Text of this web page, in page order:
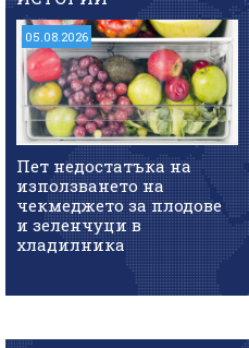
05.08.2026
Пет недостатъка на
използването на
чекмеджето за плодове
и зеленчуци в
хладилника